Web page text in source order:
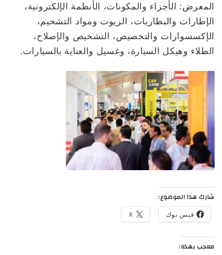
المعرض: الأجزاء والمكونات، الأنظمة الإلكترونية،
الإطارات والبطاريات، الزيوت ومواد التشحيم،
الإكسسوارات والتخصيص، التشخيص والإصلاح،
الطلاء وهيكل السيارة، وغسيل والعناية بالسيارات.
شارك هذا الموضوع:
فيس بوك X
معجب بهذه: